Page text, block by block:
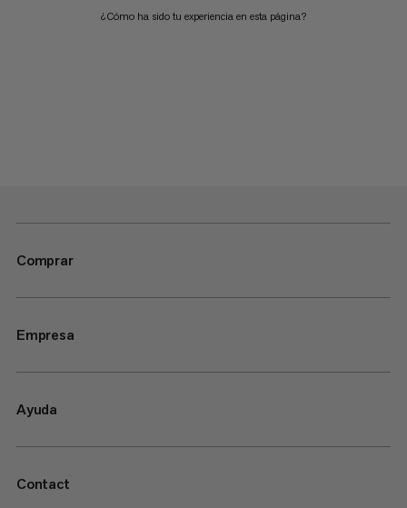
¿Cómo ha sido tu experiencia en esta página?
Comprar
Empresa
Ayuda
Contact